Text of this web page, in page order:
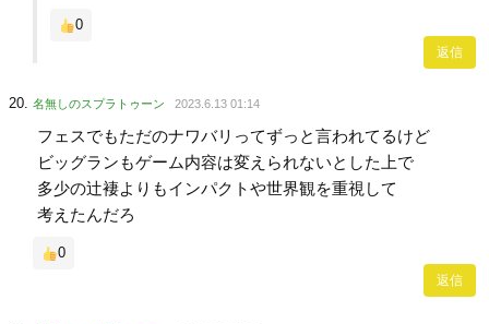
0
返信
名無しのスプラトゥーン 2023.6.13 01:14
フェスでもただのナワバリってずっと言われてるけど
ビッグランもゲーム内容は変えられないとした上で
多少の辻褄よりもインパクトや世界観を重視して
考えたんだろ
0
返信